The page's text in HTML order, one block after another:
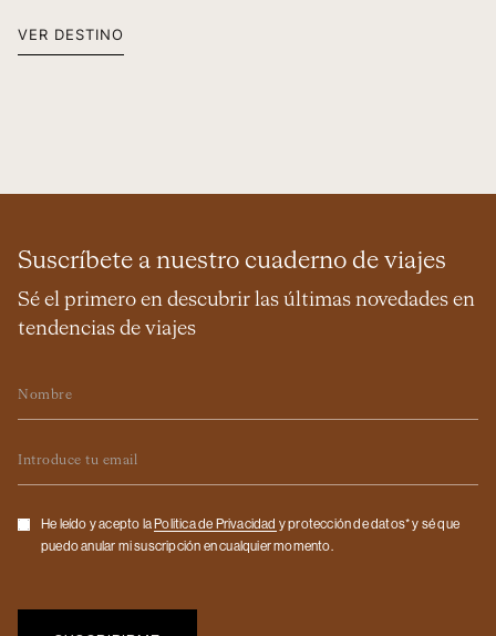
VER DESTINO
Suscríbete a nuestro cuaderno de viajes
Sé el primero en descubrir las últimas novedades en
tendencias de viajes
Checkbox
He leído y acepto la Politica de Privacidad y protección de datos* y sé que
puedo anular mi suscripción en cualquier momento.